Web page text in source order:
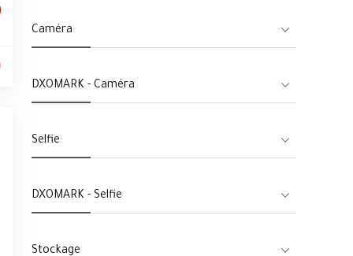
Caméra
DXOMARK - Caméra
Selfie
DXOMARK - Selfie
Stockage